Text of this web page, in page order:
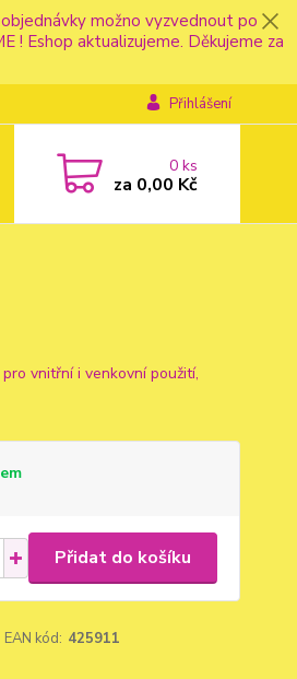
objednávky možno vyzvednout po
! Eshop aktualizujeme. Děkujeme za
Přihlášení
0ks
za 0,00 Kč
vnitřní i venkovní použití,
Přidat do košíku
EAN kód: 425911